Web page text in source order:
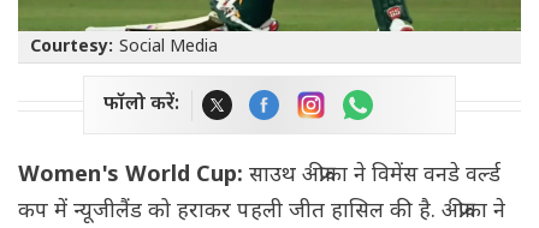
Courtesy: Social Media
फॉलो करें:
Women's World Cup: साउथ अफ्रीका ने विमेंस वनडे वर्ल्ड
कप में न्यूजीलैंड को हराकर पहली जीत हासिल की है. अफ्रीका ने